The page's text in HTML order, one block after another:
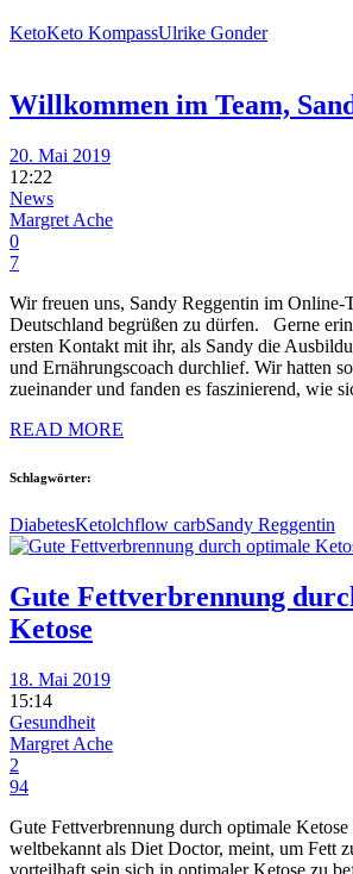
KetoKeto KompassUlrike Gonder
Willkommen im Team,
20. Mai 2019
12:22
News
Margret Ache
0
7
Wir freuen uns, Sandy Reggentin im
Deutschland begrüßen zu dürfen. Gerne
ersten Kontakt mit ihr, als Sandy die
und Ernährungscoach durchlief. Wir hatten
zueinander und fanden es faszinierend, wie
READ MORE
Schlagwörter:
DiabetesKetolchflow carbSandy Reggentin
Gute Fettverbrennung
Ketose
18. Mai 2019
15:14
Gesundheit
Margret Ache
2
94
Gute Fettverbrennung durch optimale
weltbekannt als Diet Doctor, meint, um Fett
vorteilhaft sein sich in optimaler Ketose zu